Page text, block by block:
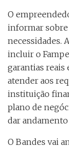
O
informar sobre
necessidades.
incluir o
garantias reais
atender aos
instituição
plano de
dar
O Bandes vai